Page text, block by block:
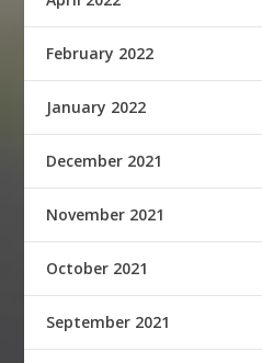
February 2022
January 2022
December 2021
November 2021
October 2021
September 2021